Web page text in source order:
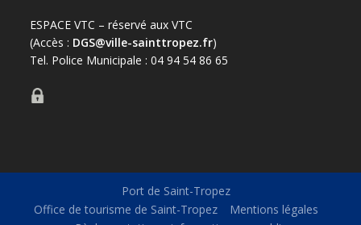
ESPACE VTC – réservé aux VTC
(Accès : DGS@ville-sainttropez.fr)
Tel. Police Municipale : 04 94 54 86 65
Port de Saint-Tropez
Office de tourisme de Saint-Tropez
Mentions légales